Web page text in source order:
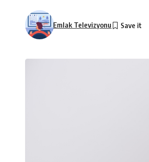
Emlak Televizyonu